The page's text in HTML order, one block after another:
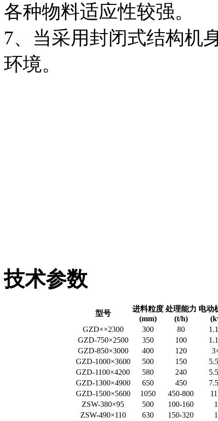
各种物料适应性较强。
7、当采用封闭式结构机
环境。
技术参数
型号
进料粒度
(mm)
处理能力
(t/h)
电动
GZD××2300
300 80
GZD-750×2500
350 100
GZD-850×3000
400 120
GZD-1000×3600
500 150
GZD-1100×4200
580 240
GZD-1300×4900
650 450
GZD-1500×5600
1050 450-800
ZSW-380×95
500 100-160
ZSW-490×110
630 150-320